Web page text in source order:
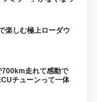
楽しむ極上ローダウ
700km走れて感動で
チューンって一体